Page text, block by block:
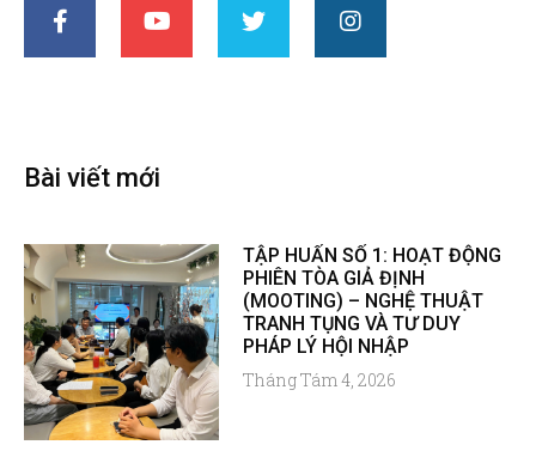
Bài viết mới
TẬP HUẤN SỐ 1: HOẠT ĐỘNG
PHIÊN TÒA GIẢ ĐỊNH
(MOOTING) – NGHỆ THUẬT
TRANH TỤNG VÀ TƯ DUY
PHÁP LÝ HỘI NHẬP
Tháng Tám 4, 2026